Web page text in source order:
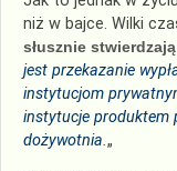
niż w bajce. Wilki
słusznie stwierdzają
jest przekazanie
instytucjom
instytucje produktem
dożywotnia.„